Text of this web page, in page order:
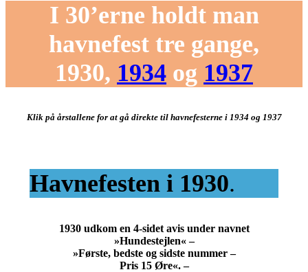
I 30’erne holdt man
havnefest tre gange,
1930, 1934 og 1937
Klik på årstallene for at gå direkte til havnefesterne i 1934 og 1937
Havnefesten i 1930.
1930 udkom en 4-sidet avis under navnet
»Hundestejlen« –
»Første, bedste og sidste nummer –
Pris 15 Øre«. –